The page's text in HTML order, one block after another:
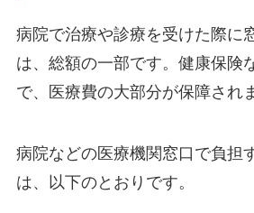
病院で治療や診療を受けた際に
は、総額の一部です。健康保険
で、医療費の大部分が保障され
病院などの医療機関窓口で負担
は、以下のとおりです。